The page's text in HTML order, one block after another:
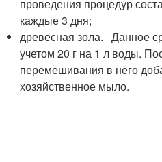
проведения процедур
каждые 3 дня;
древесная зола. Данное
учетом 20 г на 1 л воды.
перемешивания в него
хозяйственное мыло.